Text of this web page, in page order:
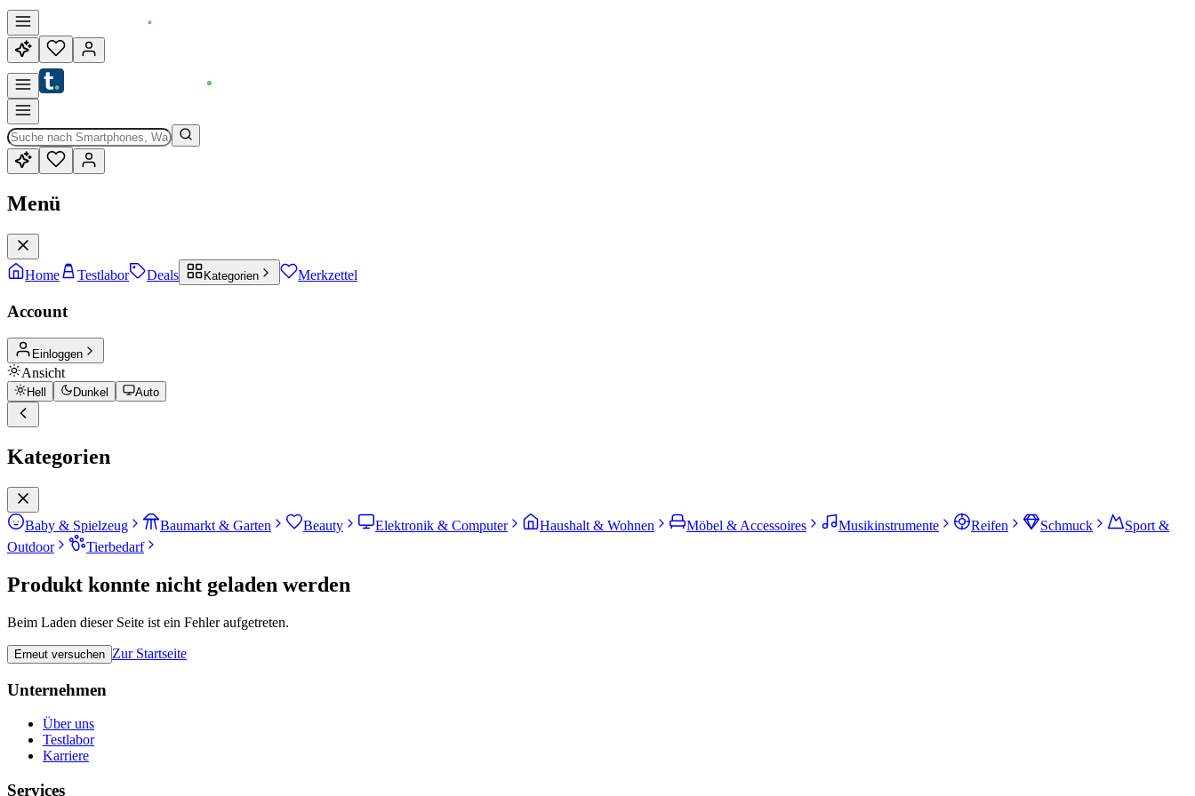
Menü
Home Testlabor Deals Kategorien Merkzettel
Account
Einloggen
Ansicht
Hell Dunkel Auto
Kategorien
Baby & Spielzeug Baumarkt & Garten Beauty Elektronik & Computer Haushalt & Wohnen Möbel & Accessoires Musikinstrumente Reifen Schmuck
Sport &
Outdoor
Tierbedarf
Produkt konnte nicht geladen werden
Beim Laden dieser Seite ist ein Fehler aufgetreten.
Erneut versuchen Zur Startseite
Unternehmen
Über uns
Testlabor
Karriere
Services